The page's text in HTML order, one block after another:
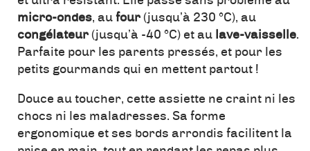
micro-ondes, au four (jusqu’à 230 °C), au
congélateur (jusqu’à -40 °C) et au lave-vaisselle.
Parfaite pour les parents pressés, et pour les
petits gourmands qui en mettent partout !
Douce au toucher, cette assiette ne craint ni les
chocs ni les maladresses. Sa forme
ergonomique et ses bords arrondis facilitent la